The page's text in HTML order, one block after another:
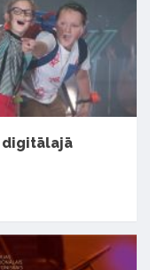
digitālajā